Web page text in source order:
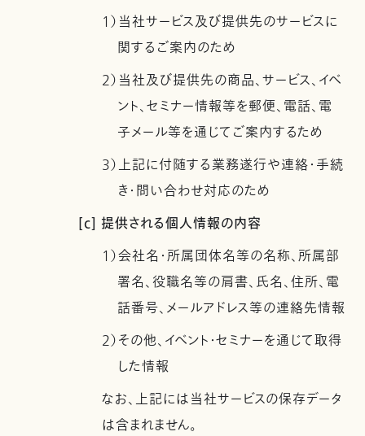
1）当社サービス及び提供先のサービスに
関するご案内のため
2）当社及び提供先の商品、サービス、イベ
ント、セミナー情報等を郵便、電話、電
子メール等を通じてご案内するため
3）上記に付随する業務遂行や連絡・手続
き・問い合わせ対応のため
[c] 提供される個人情報の内容
1）会社名・所属団体名等の名称、所属部
署名、役職名等の肩書、氏名、住所、電
話番号、メールアドレス等の連絡先情報
2）その他、イベント・セミナーを通じて取得
した情報
なお、上記には当社サービスの保存データ
は含まれません。